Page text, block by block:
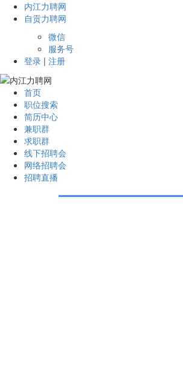
内江力聘网
自贡力聘网
微信
服务号
登录 | 注册
首页
职位搜索
简历中心
兼职群
求职群
线下招聘会
网络招聘会
招聘直播